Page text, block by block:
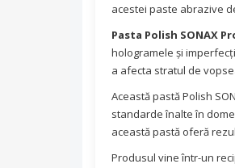
acestei paste abrazive
Pasta Polish SONAX
hologramele și
a afecta stratul de
Această pastă Polish
standarde înalte în
această pastă oferă
Produsul vine într-un